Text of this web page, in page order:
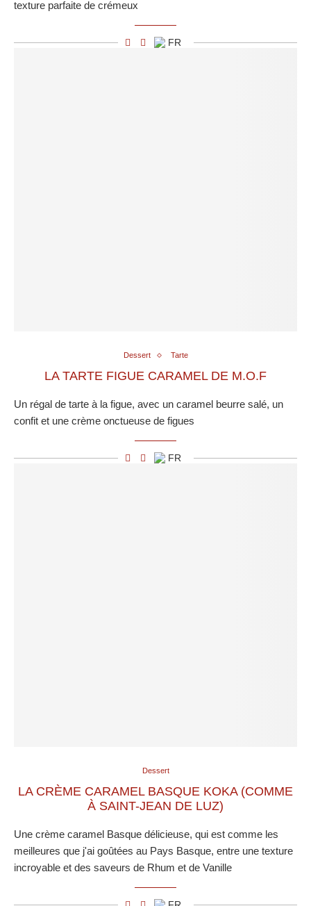
texture parfaite de crémeux
FR
Dessert Tarte
LA TARTE FIGUE CARAMEL DE M.O.F
Un régal de tarte à la figue, avec un caramel beurre salé, un
confit et une crème onctueuse de figues
FR
Dessert
LA CRÈME CARAMEL BASQUE KOKA (COMME
À SAINT-JEAN DE LUZ)
Une crème caramel Basque délicieuse, qui est comme les
meilleures que j'ai goûtées au Pays Basque, entre une texture
incroyable et des saveurs de Rhum et de Vanille